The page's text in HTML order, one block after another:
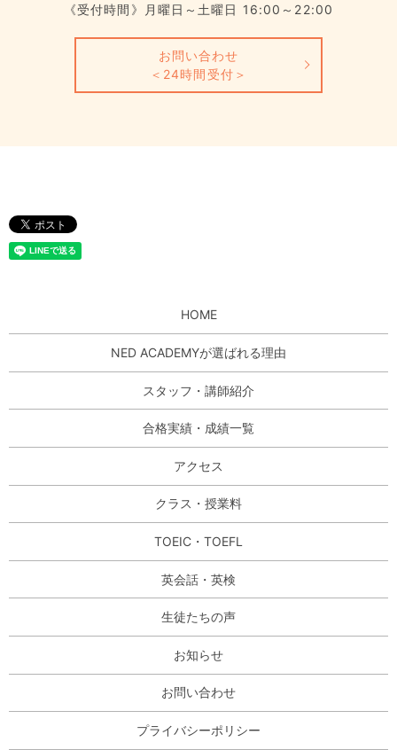
《受付時間》月曜日～土曜日 16:00～22:00
お問い合わせ
＜24時間受付＞
HOME
NED ACADEMYが選ばれる理由
スタッフ・講師紹介
合格実績・成績一覧
アクセス
クラス・授業料
TOEIC・TOEFL
英会話・英検
生徒たちの声
お知らせ
お問い合わせ
プライバシーポリシー